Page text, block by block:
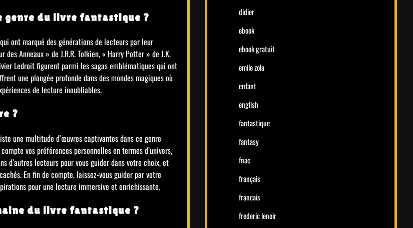
genre du livre fantastique ?
ont marqué des générations de lecteurs par leur
Anneaux » de J.R.R. Tolkien, « Harry Potter » de J.K.
Ledroit figurent parmi les sagas emblématiques qui ont
une plongée profonde dans des mondes magiques où
de lecture inoubliables.
?
une multitude d’œuvres captivantes dans ce genre
vos préférences personnelles en termes d’univers,
d’autres lecteurs pour vous guider dans votre choix, et
En fin de compte, laissez-vous guider par votre
pour une lecture immersive et enrichissante.
du livre fantastique ?
didier
ebook
ebook gratuit
emile zola
enfant
english
fantastique
fantasy
fnac
français
francais
frederic lenoir